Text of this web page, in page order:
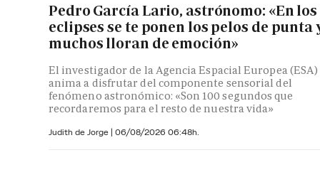
Pedro García Lario, astrónomo: «En los
eclipses se te ponen los pelos de punta
muchos lloran de emoción»
El investigador de la Agencia Espacial Europea (ESA)
anima a disfrutar del componente sensorial del
fenómeno astronómico: «Son 100 segundos que
recordaremos para el resto de nuestra vida»
Judith de Jorge | 06/08/2026 06:48h.